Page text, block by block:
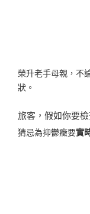
榮升老手母親，不
狀。
旅客，假如你要
猜忌為抑鬱癥要實